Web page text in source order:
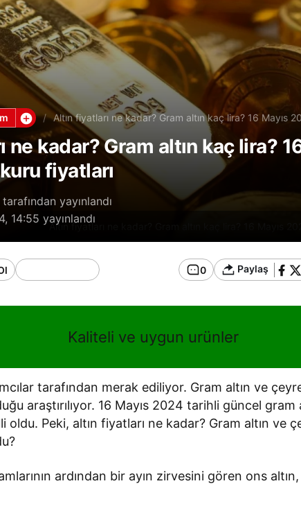
Altın fiyatları ne kadar? Gram altın kaç lira? 16 Mayıs
Altın fiyatları ne kadar? Gram altın kaç lira? 16 Mayıs
fiyatları
ne kadar? Gram altın kaç lira?
fiyatları
tarafından yayınlandı
14:55 yayınlandı
0 Paylaş
Kaliteli ve uygun urünler
tarafından merak ediliyor. Gram altın ve
araştırılıyor. 16 Mayıs 2024 tarihli güncel gram
oldu. Peki, altın fiyatları ne kadar? Gram altın ve
ardından bir ayın zirvesini gören ons